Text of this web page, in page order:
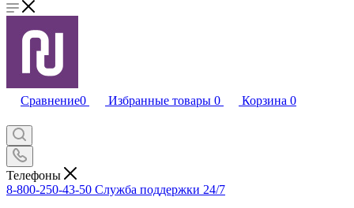
Сравнение0 Избранные товары 0 Корзина 0
Телефоны
8-800-250-43-50 Служба поддержки 24/7